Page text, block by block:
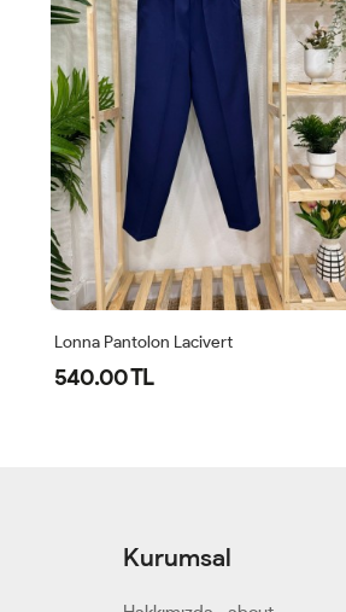
Lonna Pantolon Lacivert
540.00 TL
Kurumsal